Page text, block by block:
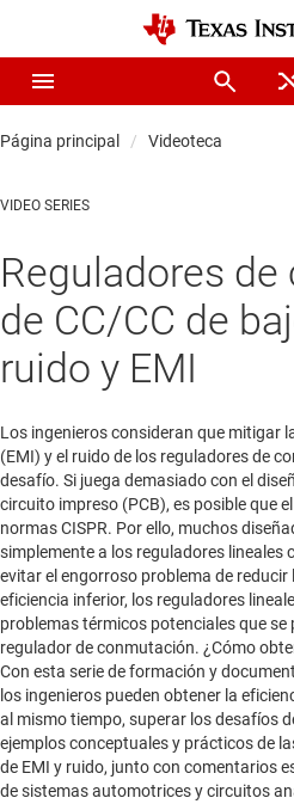
Página principal Videoteca
VIDEO SERIES
Reguladores
de CC/CC de
ruido y EMI
Los ingenieros consideran que mitigar
(EMI) y el ruido de los reguladores de
desafío. Si juega demasiado con el
circuito impreso (PCB), es posible que
normas CISPR. Por ello, muchos
simplemente a los reguladores
evitar el engorroso problema de reducir
eficiencia inferior, los reguladores
problemas térmicos potenciales que
regulador de conmutación. ¿Cómo
Con esta serie de formación y
los ingenieros pueden obtener la
al mismo tiempo, superar los desafíos
ejemplos conceptuales y prácticos de
de EMI y ruido, junto con comentarios
de sistemas automotrices y circuitos